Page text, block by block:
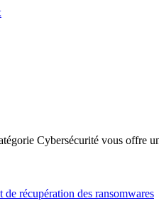
Cybersécurité vous offre
récupération des ransomwares